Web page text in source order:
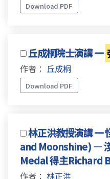
Download PDF
丘成桐院士演講 一
作者： 丘成桐
Download PDF
林正洪教授演講
and Moonshine) —
Medal 得主Richard
作者： 林正洪